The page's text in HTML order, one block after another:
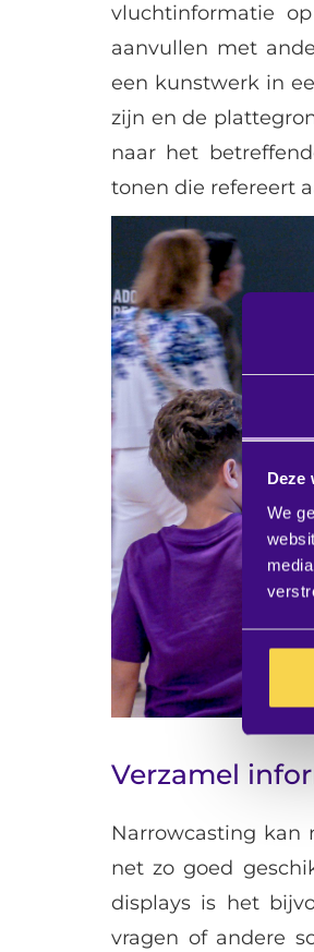
Deze
We
vluchtinformatie
aanvullen met
een kunstwerk in
zijn en de
naar het
tonen die refereert
Verzamel
Narrowcasting
net zo goed
displays is het
vragen of andere